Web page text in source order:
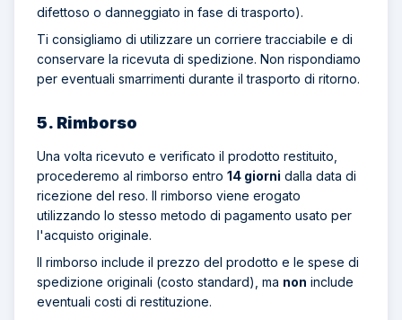
difettoso o danneggiato in fase di trasporto).
Ti consigliamo di utilizzare un corriere tracciabile e di
conservare la ricevuta di spedizione. Non rispondiamo
per eventuali smarrimenti durante il trasporto di ritorno.
5. Rimborso
Una volta ricevuto e verificato il prodotto restituito,
procederemo al rimborso entro 14 giorni dalla data di
ricezione del reso. Il rimborso viene erogato
utilizzando lo stesso metodo di pagamento usato per
l'acquisto originale.
Il rimborso include il prezzo del prodotto e le spese di
spedizione originali (costo standard), ma non include
eventuali costi di restituzione.